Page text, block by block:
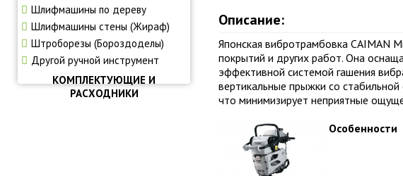
Шлифмашины по дереву
Шлифмашины стены (Жираф)
Штроборезы (Бороздоделы)
Другой ручной инструмент
КОМПЛЕКТУЮЩИЕ И
РАСХОДНИКИ
Описание:
Японская вибротрамбовка CAIMAN
покрытий и других работ. Она
эффективной системой гашения
вертикальные прыжки со
что минимизирует неприятные
Особенности